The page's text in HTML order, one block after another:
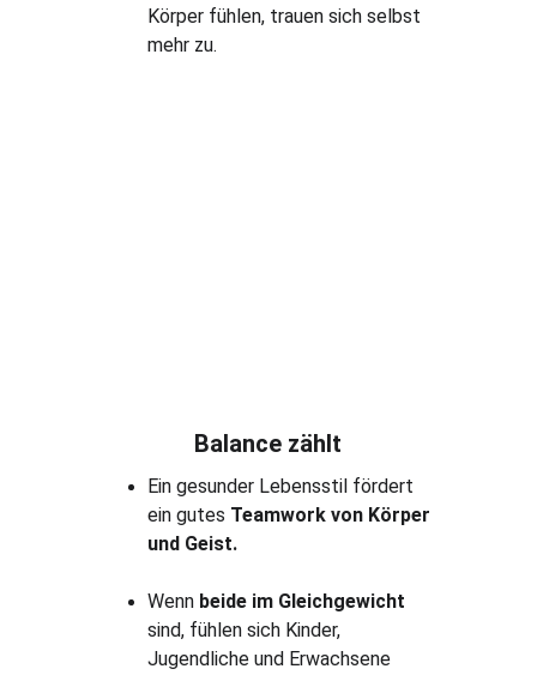
Körper fühlen, trauen sich selbst
mehr zu.
Balance zählt
Ein gesunder Lebensstil fördert
ein gutes Teamwork von Körper
und Geist.
Wenn beide im Gleichgewicht
sind, fühlen sich Kinder,
Jugendliche und Erwachsene